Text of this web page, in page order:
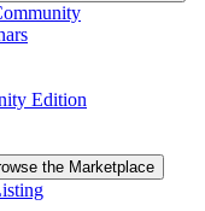
Edition
the Marketplace